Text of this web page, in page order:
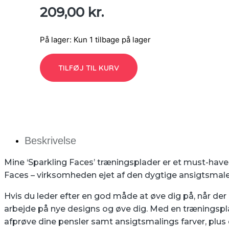
209,00 kr.
På lager: Kun 1 tilbage på lager
TILFØJ TIL KURV
Beskrivelse
Mine ‘Sparkling Faces’ træningsplader er et must-
Faces – virksomheden ejet af den dygtige
Hvis du leder efter en god måde at øve dig på, når
arbejde på nye designs og øve dig. Med en
afprøve dine pensler samt ansigtsmalings farver,